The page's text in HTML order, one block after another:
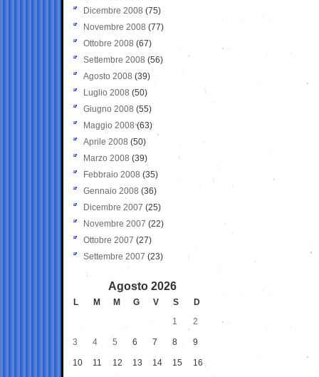
Dicembre 2008 (75)
Novembre 2008 (77)
Ottobre 2008 (67)
Settembre 2008 (56)
Agosto 2008 (39)
Luglio 2008 (50)
Giugno 2008 (55)
Maggio 2008(63)
Aprile 2008 (50)
Marzo 2008 (39)
Febbraio 2008 (35)
Gennaio 2008 (36)
Dicembre 2007 (25)
Novembre 2007 (22)
Ottobre 2007 (27)
Settembre 2007 (23)
Agosto 2026
L M M G V S
D
1
2
3 4 5 6 7 8 9
10 11 12 13 14 15 16